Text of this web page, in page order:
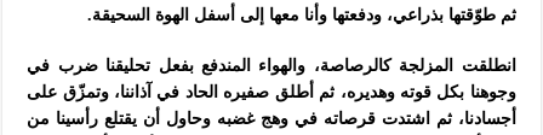
ثم طوّقتها بذراعي، ودفعتها وأنا معها إلى أسفل الهوة السحيقة.
انطلقت المزلجة كالرصاصة، والهواء المندفع بفعل تحليقنا ضرب في
وجوهنا بكل قوته وهديره، ثم أطلق صفيره الحاد في آذاننا، وتمزّق على
أجسادنا، ثم اشتدت قرصاته في وهج غضبه وحاول أن يقتلع رأسينا من